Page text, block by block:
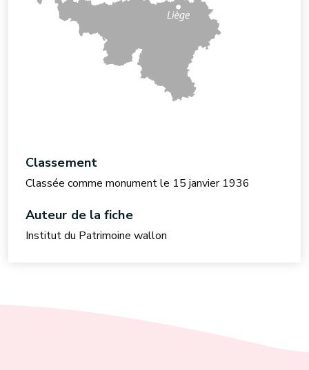
Classement
Classée comme monument le 15 janvier 1936
Auteur de la fiche
Institut du Patrimoine wallon